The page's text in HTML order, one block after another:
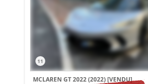
11
MCLAREN GT 2022 (2022)[VENDU]